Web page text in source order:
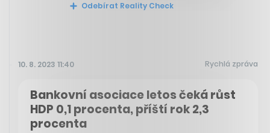
Odebírat Reality Check
10. 8. 2023 11:40 Rychlá zpráva
Bankovní asociace letos čeká růst
HDP 0,1 procenta, příští rok 2,3
procenta